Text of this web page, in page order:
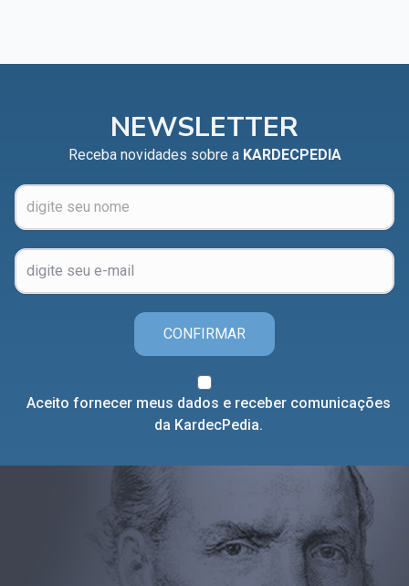
NEWSLETTER
Receba novidades sobre a KARDECPEDIA
CONFIRMAR
Aceito fornecer meus dados e receber comunicações
da KardecPedia.